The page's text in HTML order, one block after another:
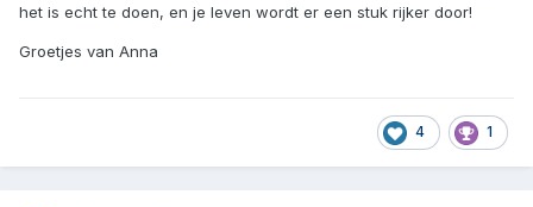
het is echt te doen, en je leven wordt er een stuk rijker door!
Groetjes van Anna
4 1